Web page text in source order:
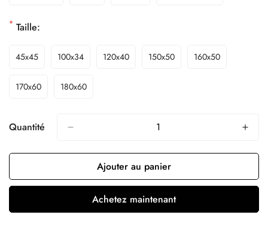
* Taille:
45x45 100x34 120x40 150x50 160x50
170x60 180x60
Quantité
Ajouter au panier
Achetez maintenant